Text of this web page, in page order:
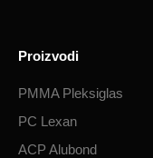
Proizvodi
PMMA Pleksiglas
PC Lexan
ACP Alubond